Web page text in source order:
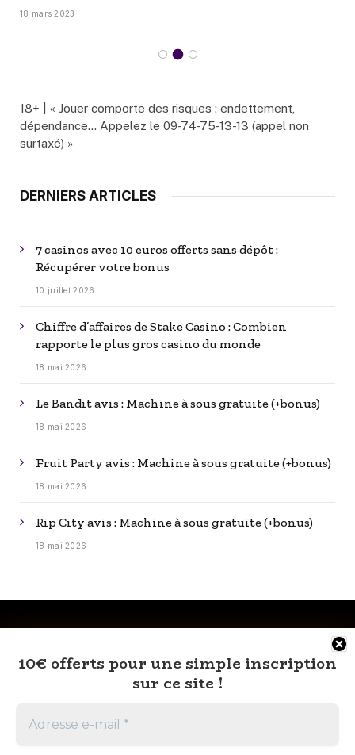
10€ offerts pour une simple inscription
sur ce site !
18 mars 2023
18+ | « Jouer comporte des risques : endettement,
dépendance… Appelez le 09-74-75-13-13 (appel non
surtaxé) »
DERNIERS ARTICLES
7 casinos avec 10 euros offerts sans dépôt :
Récupérer votre bonus
10 juillet 2026
Chiffre d’affaires de Stake Casino : Combien
rapporte le plus gros casino du monde
18 mai 2026
Le Bandit avis : Machine à sous gratuite (+bonus)
18 mai 2026
Fruit Party avis : Machine à sous gratuite (+bonus)
18 mai 2026
Rip City avis : Machine à sous gratuite (+bonus)
18 mai 2026